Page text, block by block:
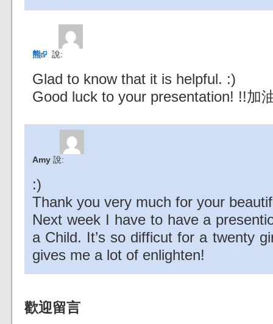
熊 說:
Glad to know that it is helpful. :)
Good luck to your presentation! !!加
Amy 說:
:)
Thank you very much for your
Next week I have to have a
a Child. It’s so difficut for a twenty
gives me a lot of enlighten!
歡迎留言